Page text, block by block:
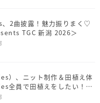
2曲披露！魅力振りまく♡
TGC 新潟 2026＞
）、ニット制作＆田植え体
全員で田植えをしたい！」
TGC 新潟 2026＞